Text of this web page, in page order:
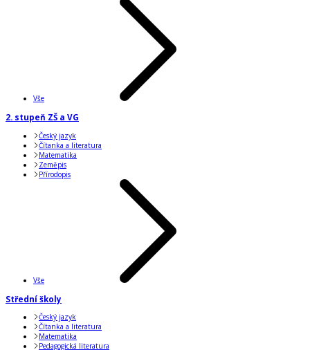
Vše
2. stupeň ZŠ a VG
Český jazyk
Čítanka a literatura
Matematika
Zeměpis
Přírodopis
Vše
Střední školy
Český jazyk
Čítanka a literatura
Matematika
Pedagogická literatura